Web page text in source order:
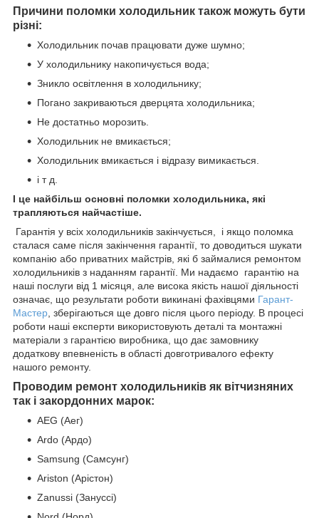
Причини поломки холодильник також можуть бути
різні:
Холодильник почав працювати дуже шумно;
У холодильнику накопичується вода;
Зникло освітлення в холодильнику;
Погано закриваються дверцята холодильника;
Не достатньо морозить.
Холодильник не вмикається;
Холодильник вмикається і відразу вимикається.
і т д.
І це найбільш основні поломки холодильника, які
трапляються найчастіше.
Гарантія у всіх холодильників закінчується, і якщо поломка
сталася саме після закінчення гарантії, то доводиться шукати
компанію або приватних майстрів, які б займалися ремонтом
холодильників з наданням гарантії. Ми надаємо гарантію на
наші послуги від 1 місяця, але висока якість нашої діяльності
означає, що результати роботи викинані фахівцями Гарант-
Мастер, зберігаються ще довго після цього періоду. В процесі
роботи наші експерти використовують деталі та монтажні
матеріали з гарантією виробника, що дає замовнику
додаткову впевненість в області довготривалого ефекту
нашого ремонту.
Проводим ремонт холодильників як вітчизняних
так і закордонних марок:
AEG (Аег)
Ardo (Ардо)
Samsung (Самсунг)
Ariston (Арістон)
Zanussi (Зануссі)